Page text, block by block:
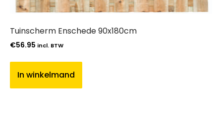
Tuinscherm Enschede 90x180cm
€56.95 incl. BTW
In winkelmand